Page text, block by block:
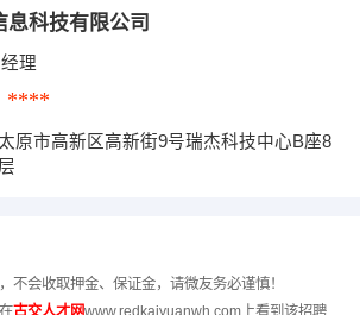
息科技有限公司
理
****
太原市高新区高新街9号瑞杰科技中心B座8
层
不会收取押金、保证金，请微友务必谨慎！
古交人才网www.redkaiyuanwh.com上看到该招聘